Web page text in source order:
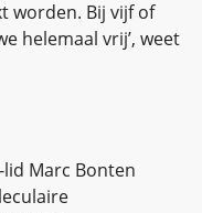
worden. Bij vijf of
helemaal vrij’, weet
lid Marc Bonten